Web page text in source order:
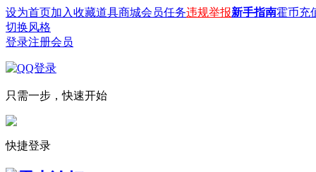
设为首页加入收藏道具商城会员任务违规举报新手指南霍币充
切换风格
登录注册会员
只需一步，快速开始
快捷登录